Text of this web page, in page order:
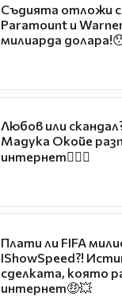
Съдията отложи
Paramount и
милиарда
Любов или
Мадука Окойе
интернет❤️‍🔥🔥
Плати ли FIFA
IShowSpeed?!
сделката, която
интернет🤑💥